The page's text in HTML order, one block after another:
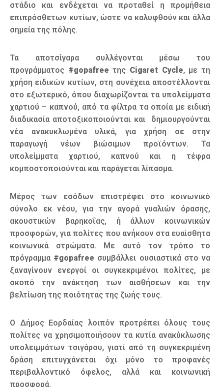
στάδιο και ενδέχεται να προταθεί η προμήθεια
επιπρόσθετων κυτίων, ώστε να καλυφθούν και άλλα
σημεία της πόλης.
Τα αποτσίγαρα συλλέγονται μέσω του
προγράμματος #gopafree της Cigaret Cycle, με τη
χρήση ειδικών κυτίων, στη συνέχεια αποστέλλονται
στο εξωτερικό, όπου διαχωρίζονται τα υπολείμματα
χαρτιού – καπνού, από τα φίλτρα τα οποία με ειδική
διαδικασία αποτοξικοποιούνται και δημιουργούνται
νέα ανακυκλωμένα υλικά, για χρήση σε στην
παραγωγή νέων βιώσιμων προϊόντων. Τα
υπολείμματα χαρτιού, καπνού και η τέφρα
κομποστοποιούνται και παράγεται λίπασμα.
Μέρος των εσόδων επιστρέφει στο κοινωνικό
σύνολο εκ νέου, για την αγορά γυαλιών όρασης,
ακουστικών βαρηκοΐας, ή άλλων κοινωνικών
προσφορών, για πολίτες που ανήκουν στα ευαίσθητα
κοινωνικά στρώματα. Με αυτό τον τρόπο το
πρόγραμμα #gopafree συμβάλλει ουσιαστικά στο να
ξαναγίνουν ενεργοί οι συγκεκριμένοι πολίτες, με
σκοπό την ανάκτηση των αισθήσεων και την
βελτίωση της ποιότητας της ζωής τους.
Ο Δήμος Εορδαίας λοιπόν προτρέπει όλους τους
πολίτες να χρησιμοποιήσουν τα κυτία ανακύκλωσης
υπολειμμάτων τσιγάρου, γιατί από τη συγκεκριμένη
δράση επιτυγχάνεται όχι μόνο το προφανές
περιβαλλοντικό όφελος, αλλά και κοινωνική
προσφορά.